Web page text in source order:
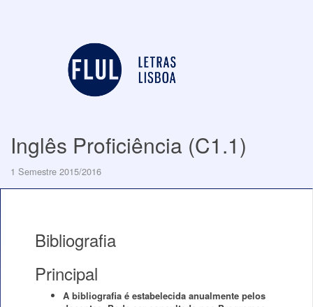
Inglês Proficiência (C1.1)
1 Semestre 2015/2016
Bibliografia
Principal
A bibliografia é estabelecida anualmente pelos